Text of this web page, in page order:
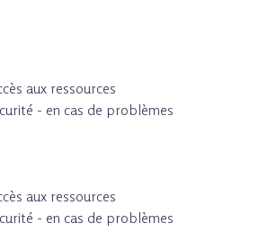
aux ressources
- en cas de problèmes
aux ressources
- en cas de problèmes